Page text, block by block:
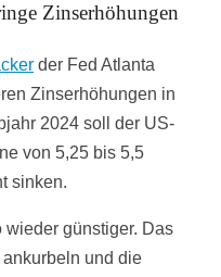
Zinserhöhungen
der Fed Atlanta
Zinserhöhungen in
2024 soll der US-
von 5,25 bis 5,5
sinken.
günstiger. Das
und die